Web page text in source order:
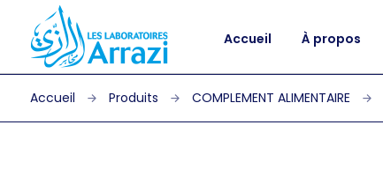
Accueil À propos
Produits COMPLEMENT ALIMENTAIRE